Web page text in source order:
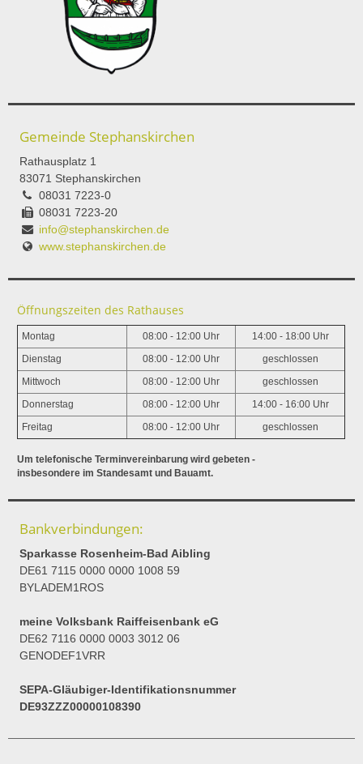
Gemeinde Stephanskirchen
Rathausplatz 1
83071 Stephanskirchen
08031 7223-0
08031 7223-20
info@stephanskirchen.de
www.stephanskirchen.de
Öffnungszeiten des Rathauses
Montag 08:00 - 12:00 Uhr 14:00 - 18:00 Uhr
Dienstag 08:00 - 12:00 Uhr geschlossen
Mittwoch 08:00 - 12:00 Uhr geschlossen
Donnerstag 08:00 - 12:00 Uhr 14:00 - 16:00 Uhr
Freitag 08:00 - 12:00 Uhr geschlossen
Um telefonische Terminvereinbarung wird gebeten -
insbesondere im Standesamt und Bauamt.
Bankverbindungen:
Sparkasse Rosenheim-Bad Aibling
DE61 7115 0000 0000 1008 59
BYLADEM1ROS
meine Volksbank Raiffeisenbank eG
DE62 7116 0000 0003 3012 06
GENODEF1VRR
SEPA-Gläubiger-Identifikationsnummer
DE93ZZZ00000108390